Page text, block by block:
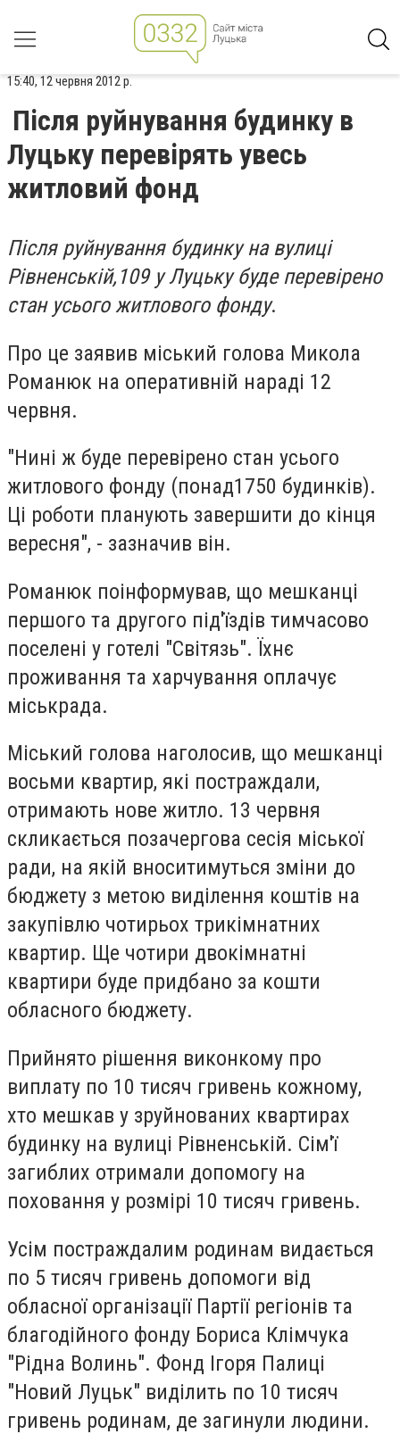
15:40, 12 червня 2012 р.
Після руйнування будинку в
Луцьку перевірять увесь
житловий фонд
Після руйнування будинку на вулиці
Рівненській,109 у Луцьку буде перевірено
стан усього житлового фонду.
Про це заявив міський голова Микола
Романюк на оперативній нараді 12
червня.
"Нині ж буде перевірено стан усього
житлового фонду (понад1750 будинків).
Ці роботи планують завершити до кінця
вересня", - зазначив він.
Романюк поінформував, що мешканці
першого та другого під'їздів тимчасово
поселені у готелі "Світязь". Їхнє
проживання та харчування оплачує
міськрада.
Міський голова наголосив, що мешканці
восьми квартир, які постраждали,
отримають нове житло. 13 червня
скликається позачергова сесія міської
ради, на якій вноситимуться зміни до
бюджету з метою виділення коштів на
закупівлю чотирьох трикімнатних
квартир. Ще чотири двокімнатні
квартири буде придбано за кошти
обласного бюджету.
Прийнято рішення виконкому про
виплату по 10 тисяч гривень кожному,
хто мешкав у зруйнованих квартирах
будинку на вулиці Рівненській. Сім'ї
загиблих отримали допомогу на
поховання у розмірі 10 тисяч гривень.
Усім постраждалим родинам видається
по 5 тисяч гривень допомоги від
обласної організації Партії регіонів та
благодійного фонду Бориса Клімчука
"Рідна Волинь". Фонд Ігоря Палиці
"Новий Луцьк" виділить по 10 тисяч
гривень родинам, де загинули людини.